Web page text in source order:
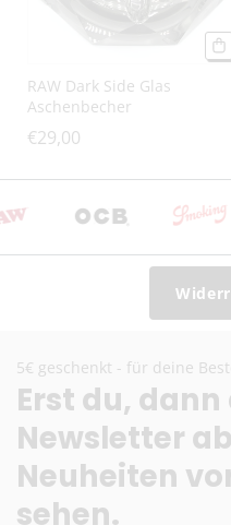
RAW Dark Side Glas
Aschenbecher
€29,00
5€ geschenkt - für deine
Erst du, dann
Newsletter
Neuheiten
sehen.